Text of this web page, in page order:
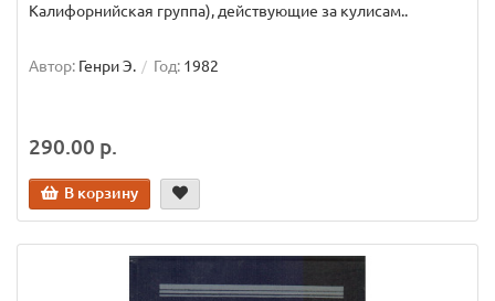
Калифорнийская группа), действующие за кулисам..
Автор: Генри Э. Год: 1982
290.00 р.
В корзину